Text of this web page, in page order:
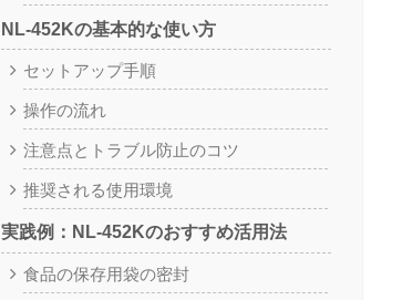
NL-452Kの基本的な使い方
セットアップ手順
操作の流れ
注意点とトラブル防止のコツ
推奨される使用環境
実践例：NL-452Kのおすすめ活用法
食品の保存用袋の密封